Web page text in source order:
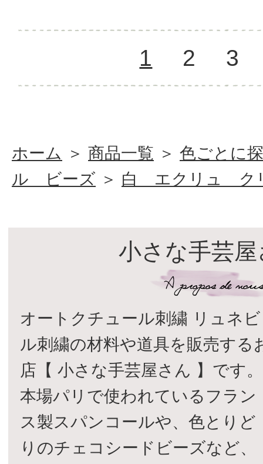
1 2 3
ホーム ＞ 商品一覧 ＞ 色ごとに
ル ビーズ ＞ 白 エクリュ ク
小さな手芸
オートクチュール刺繍 リュネビ
ル刺繍の材料や道具を販売する
店【 小さな手芸屋さん 】です。
本場パリで使われているフラン
ス製スパンコールや、色とりど
りのチェコシードビーズなど、